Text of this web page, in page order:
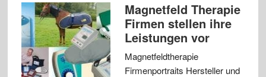
Magnetfeld Therapie
Firmen stellen ihre
Leistungen vor
Magnetfeldtherapie
Firmenportraits Hersteller und